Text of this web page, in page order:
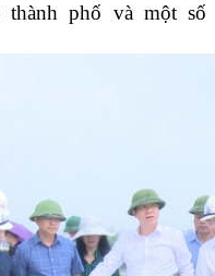
thành phố và một số